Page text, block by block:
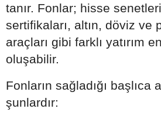
tanır. Fonlar; hisse
sertifikaları, altın, döviz ve
araçları gibi farklı yatırım
oluşabilir.
Fonların sağladığı başlıca
şunlardır: